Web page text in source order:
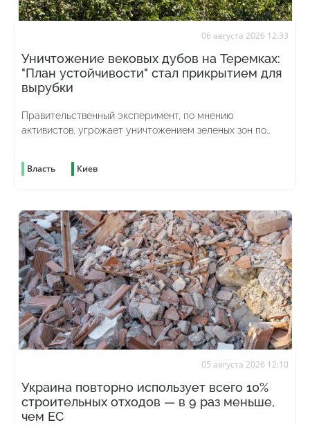
06 августа 2026 12:33
Уничтожение вековых дубов на Теремках:
"План устойчивости" стал прикрытием для
вырубки
Правительственный эксперимент, по мнению
активистов, угрожает уничтожением зеленых зон по
Власть Киев
05 августа 2026 12:10
Украина повторно использует всего 10%
строительных отходов — в 9 раз меньше,
чем ЕС